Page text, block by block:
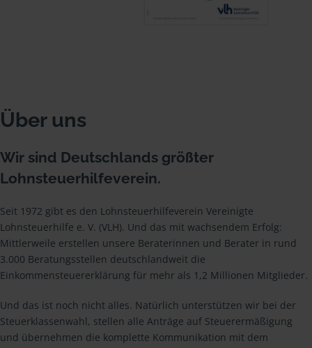
Über uns
Wir sind Deutschlands größter
Lohnsteuerhilfeverein.
Seit 1972 gibt es den Lohnsteuerhilfeverein Vereinigte
Lohnsteuerhilfe e. V. (VLH). Und das mit wachsendem Erfolg:
Mittlerweile erstellen unsere Beraterinnen und Berater in rund
3.000 Beratungsstellen deutschlandweit die
Einkommensteuererklärung für mehr als 1,2 Millionen Mitglieder.
Und das ist noch nicht alles. Natürlich unterstützen wir bei der
Steuerklassenwahl, stellen alle Anträge auf Steuerermäßigung
und übernehmen die komplette Kommunikation mit dem